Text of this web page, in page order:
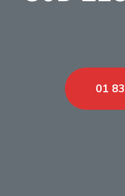
01